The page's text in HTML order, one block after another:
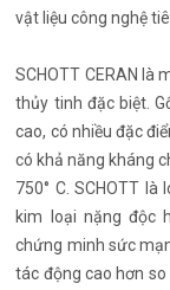
vật liệu công nghệ
SCHOTT CERAN là
thủy tinh đặc biệt.
cao, có nhiều đặc
có khả năng kháng
750° C. SCHOTT
kim loại nặng độc
chứng minh sức
tác động cao hơn